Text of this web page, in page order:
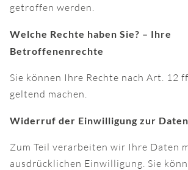
getroffen werden.
Welche Rechte haben Sie? – Ihre
Betroffenenrechte
Sie können Ihre Rechte nach Art. 12
geltend machen.
Widerruf der Einwilligung zur
Zum Teil verarbeiten wir Ihre Daten
ausdrücklichen Einwilligung. Sie